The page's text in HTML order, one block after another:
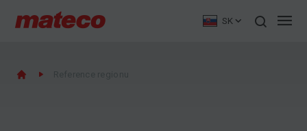
SK